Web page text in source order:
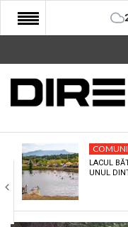
START
COMUNITATE
CULTURA
ECONOMIE
SANATATE
LACUL
UNUL